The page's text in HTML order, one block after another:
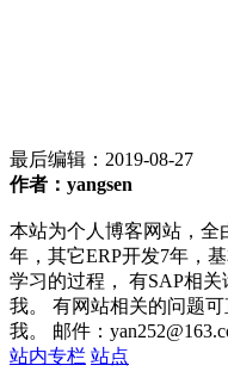
最后编辑： 2019-08-27
作者：yangsen
本站为个人博客网站，全
年，其它ERP开发7年，
学习的过程， 有SAP相
我。 有网站相关的问题
我。 邮件：
站内专栏 站点